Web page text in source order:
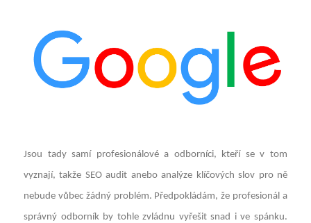
Jsou tady samí profesionálové a odborníci, kteří se v tom
vyznají, takže SEO audit anebo analýze klíčových slov pro ně
nebude vůbec žádný problém. Předpokládám, že profesionál a
správný odborník by tohle zvládnu vyřešit snad i ve spánku.